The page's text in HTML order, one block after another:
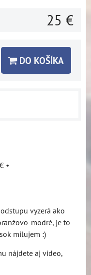
25 €
DO KOŠÍKA
•
vyzerá ako
modré, je to
milujem :)
nájdete aj video,